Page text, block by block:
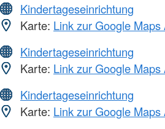
Kindertageseinrichtung
Karte: Link zur Google Maps
Kindertageseinrichtung
Karte: Link zur Google Maps
Kindertageseinrichtung
Karte: Link zur Google Maps